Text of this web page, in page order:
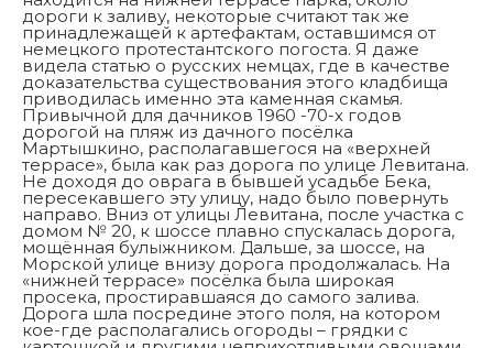
дороги к заливу, некоторые считают так же
принадлежащей к артефактам, оставшимся от
немецкого протестантского погоста. Я даже
видела статью о русских немцах, где в качестве
доказательства существования этого кладбища
приводилась именно эта каменная скамья.
Привычной для дачников 1960 -70-х годов
дорогой на пляж из дачного посёлка
Мартышкино, располагавшегося на «верхней
террасе», была как раз дорога по улице Левитана.
Не доходя до оврага в бывшей усадьбе Бека,
пересекавшего эту улицу, надо было повернуть
направо. Вниз от улицы Левитана, после участка с
домом № 20, к шоссе плавно спускалась дорога,
мощённая булыжником. Дальше, за шоссе, на
Морской улице внизу дорога продолжалась. На
«нижней террасе» посёлка была широкая
просека, простиравшаяся до самого залива.
Дорога шла посредине этого поля, на котором
кое-где располагались огороды – грядки с